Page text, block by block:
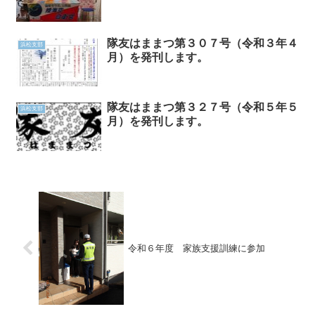
浜松支部
隊友はままつ第３０７号（令和３年４
月）を発刊します。
浜松支部
隊友はままつ第３２７号（令和５年５
月）を発刊します。
令和６年度 家族支援訓練に参加